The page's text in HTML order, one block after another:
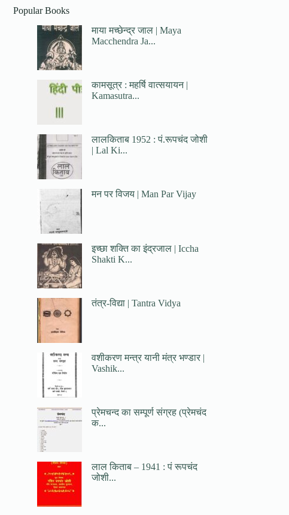
Popular Books
माया मच्छेन्द्र जाल | Maya
Macchendra Ja...
कामसूत्र : महर्षि वात्सयायन |
Kamasutra...
लालकिताब 1952 : पं.रूपचंद जोशी
| Lal Ki...
मन पर विजय | Man Par Vijay
इच्छा शक्ति का इंद्रजाल | Iccha
Shakti K...
तंत्र-विद्या | Tantra Vidya
वशीकरण मन्त्र यानी मंत्र भण्डार |
Vashik...
प्रेमचन्द का सम्पूर्ण संग्रह (प्रेमचंद
क...
लाल किताब – 1941 : पं रूपचंद
जोशी...